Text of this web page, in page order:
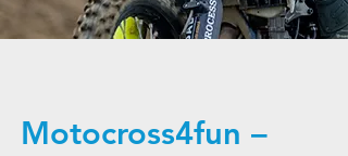
Motocross4fun –